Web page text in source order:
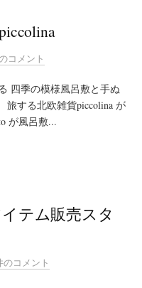
コメント
四季の模様風呂敷と手ぬ
旅する北欧雑貨piccolina が
が風呂敷...
テム販売スタ
のコメント